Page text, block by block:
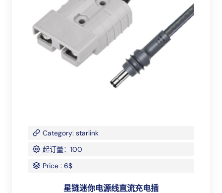
Category: starlink
起订量：100
Price : 6$
星链迷你电源线直流充电插